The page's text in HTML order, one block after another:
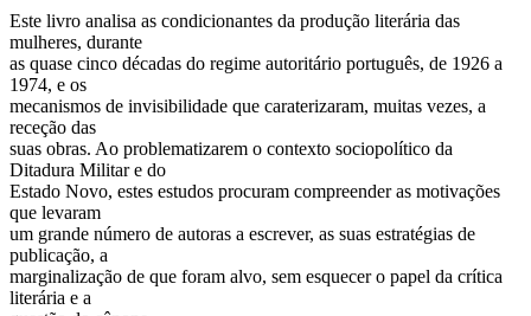
Este livro analisa as condicionantes da produção literária das
mulheres, durante
as quase cinco décadas do regime autoritário português, de 1926 a
1974, e os
mecanismos de invisibilidade que caraterizaram, muitas vezes, a
receção das
suas obras. Ao problematizarem o contexto sociopolítico da
Ditadura Militar e do
Estado Novo, estes estudos procuram compreender as motivações
que levaram
um grande número de autoras a escrever, as suas estratégias de
publicação, a
marginalização de que foram alvo, sem esquecer o papel da crítica
literária e a